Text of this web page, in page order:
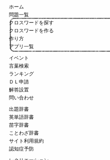
ホーム
問題一覧
クロスワードを探す
クロスワードを作る
作り方
アプリ一覧
イベント
言葉検索
ランキング
ＤＬ申請
解答設置
問い合わせ
出題辞書
英単語辞書
苗字辞書
ことわざ辞書
サイト利用規約
認知症予防